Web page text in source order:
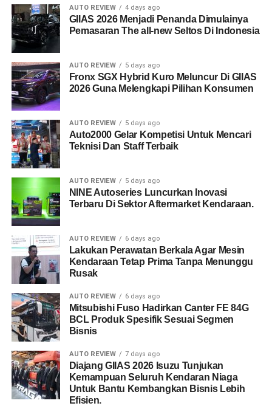
AUTO REVIEW 4 days ago
GIIAS 2026 Menjadi Penanda Dimulainya
Pemasaran The all-new Seltos Di Indonesia
AUTO REVIEW 5 days ago
Fronx SGX Hybrid Kuro Meluncur Di GIIAS
2026 Guna Melengkapi Pilihan Konsumen
AUTO REVIEW 5 days ago
Auto2000 Gelar Kompetisi Untuk Mencari
Teknisi Dan Staff Terbaik
AUTO REVIEW 5 days ago
NINE Autoseries Luncurkan Inovasi
Terbaru Di Sektor Aftermarket Kendaraan.
AUTO REVIEW 6 days ago
Lakukan Perawatan Berkala Agar Mesin
Kendaraan Tetap Prima Tanpa Menunggu
Rusak
AUTO REVIEW 6 days ago
Mitsubishi Fuso Hadirkan Canter FE 84G
BCL Produk Spesifik Sesuai Segmen
Bisnis
AUTO REVIEW 7 days ago
Diajang GIIAS 2026 Isuzu Tunjukan
Kemampuan Seluruh Kendaran Niaga
Untuk Bantu Kembangkan Bisnis Lebih
Efisien.